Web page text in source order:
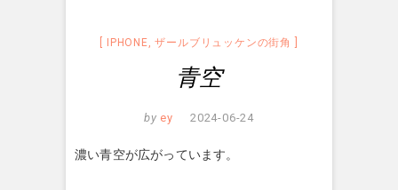
IPHONE,ザールブリュッケンの街角
青空
by ey 2024-06-24
濃い青空が広がっています。